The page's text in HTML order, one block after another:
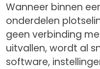
Wanneer binnen
onderdelen
geen verbinding
uitvallen, wordt al
software,